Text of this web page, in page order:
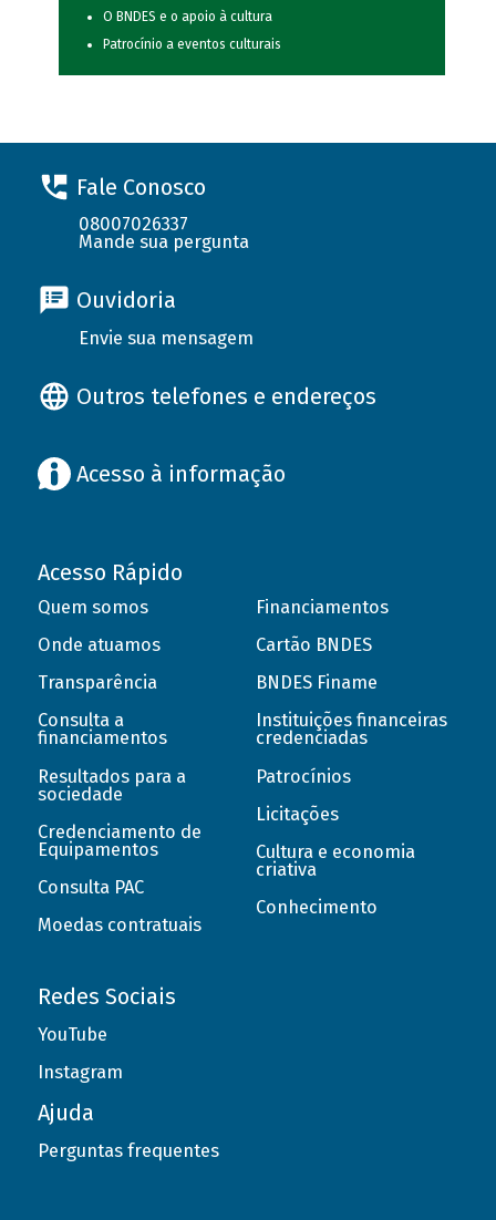
O BNDES e o apoio à cultura
Patrocínio a eventos culturais
Fale Conosco
08007026337
Mande sua pergunta
Ouvidoria
Envie sua mensagem
Outros telefones e endereços
Acesso à informação
Acesso Rápido
Quem somos
Onde atuamos
Transparência
Consulta a
financiamentos
Resultados para a
sociedade
Credenciamento de
Equipamentos
Consulta PAC
Moedas contratuais
Financiamentos
Cartão BNDES
BNDES Finame
Instituições financeiras
credenciadas
Patrocínios
Licitações
Cultura e economia
criativa
Conhecimento
Redes Sociais
YouTube
Instagram
Ajuda
Perguntas frequentes